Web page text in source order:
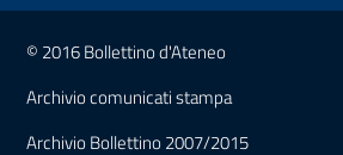
Link e informazioni utili
© 2016 Bollettino d'Ateneo
Archivio comunicati stampa
Archivio Bollettino 2007/2015